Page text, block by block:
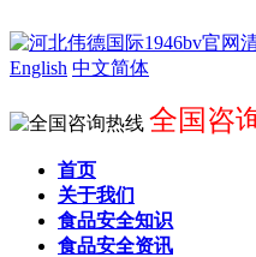
English 中文简体
全国咨
首页
关于我们
食品安全知识
食品安全资讯